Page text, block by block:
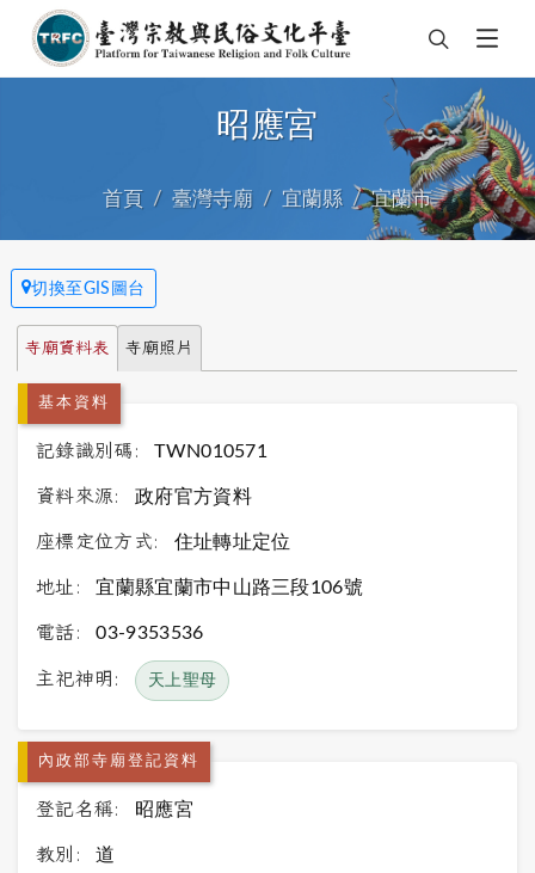
昭應宮
首頁 臺灣寺廟 宜蘭縣 宜蘭市
切換至GIS圖台
寺廟資料表 寺廟照片
基本資料
記錄識別碼: TWN010571
資料來源: 政府官方資料
座標定位方式: 住址轉址定位
地址: 宜蘭縣宜蘭市中山路三段106號
電話: 03-9353536
主祀神明: 天上聖母
內政部寺廟登記資料
登記名稱: 昭應宮
教別: 道